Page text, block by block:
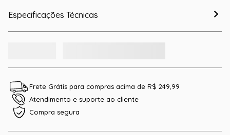
Especificações Técnicas
Frete Grátis para compras acima de R$ 249,99
Atendimento e suporte ao cliente
Compra segura